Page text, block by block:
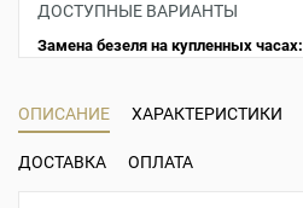
ДОСТУПНЫЕ ВАРИАНТЫ
Замена безеля на купленных часах:
ОПИСАНИЕ ХАРАКТЕРИСТИКИ
ДОСТАВКА ОПЛАТА